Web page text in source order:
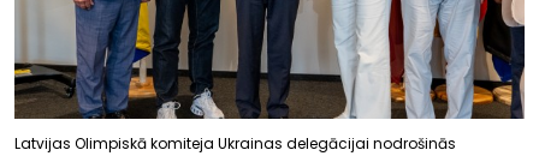
Latvijas Olimpiskā komiteja Ukrainas delegācijai nodrošinās